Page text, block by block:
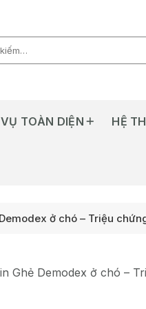
TOÀN DIỆN HỆ
ở chó – Triệu
in Ghẻ Demodex ở chó –